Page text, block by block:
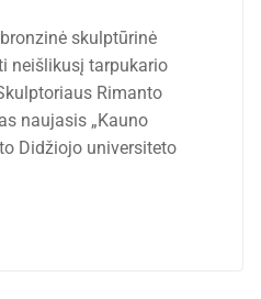
skulptūrinė
neišlikusį tarpukario
Rimanto
naujasis „Kauno
Didžiojo universiteto